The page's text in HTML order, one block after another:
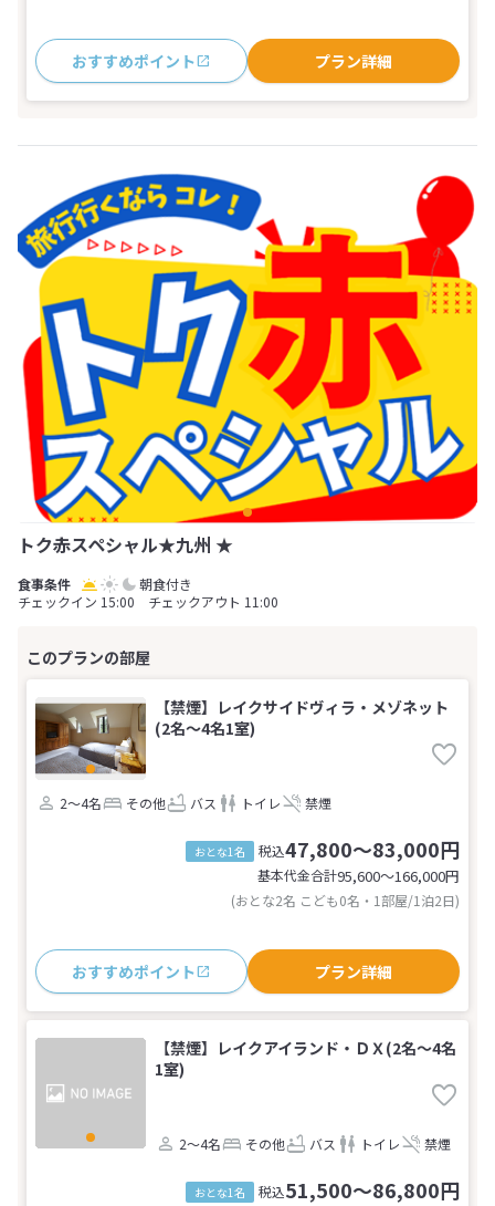
おすすめポイント プラン詳細
トク赤スペシャル★九州 ★
朝食付き
チェックイン 15:00 チェックアウト 11:00
【禁煙】レイクサイドヴィラ・メゾネット
(2名～4名1室)
2～4名 その他 バス トイレ 禁煙
おとな1名 税込47,800～83,000円
基本代金合計95,600〜166,000円
(おとな2名 こども0名・1部屋/1泊2日)
おすすめポイント プラン詳細
【禁煙】レイクアイランド・ＤＸ(2名～4名
1室)
2～4名 その他 バス トイレ 禁煙
おとな1名 税込51,500～86,800円